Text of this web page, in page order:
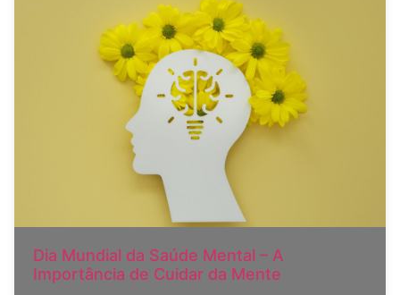
Dia Mundial da Saúde Mental – A
Importância de Cuidar da Mente